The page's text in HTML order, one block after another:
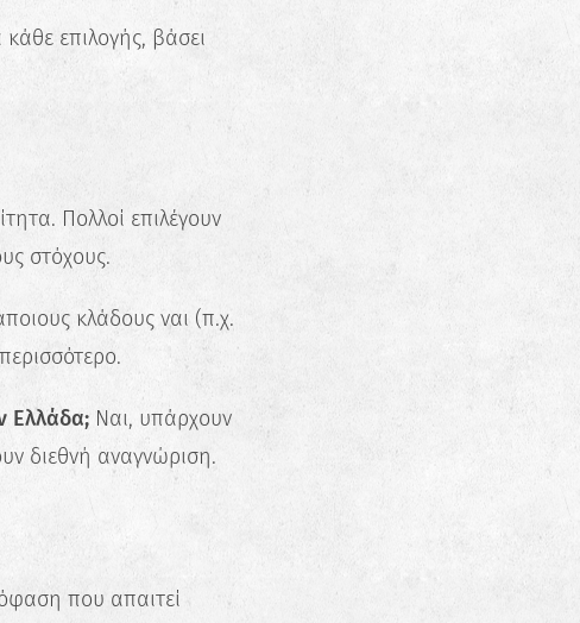
επιλογής, βάσει
Πολλοί επιλέγουν
στόχους.
κλάδους ναι (π.χ.
Ελλάδα;Ναι, υπάρχουν
διεθνή αναγνώριση.
που απαιτεί